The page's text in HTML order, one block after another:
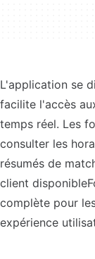
L'application se
facilite l'accès
temps réel. Les
consulter les
résumés de
client
complète pour
expérience